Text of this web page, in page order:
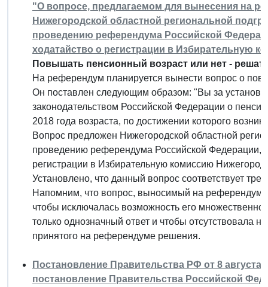
"О вопросе, предлагаемом для вынесения на
Нижегородской областной региональной
проведению референдума Российской
ходатайство о регистрации в Избирательную
Повышать пенсионный возраст или нет -
На референдум планируется вынести вопрос о
Он поставлен следующим образом: "Вы за
законодательством Российской Федерации о
2018 года возраста, по достижении которого
Вопрос предложен Нижегородской областной
проведению референдума Российской Федерации,
регистрации в Избирательную комиссию
Установлено, что данный вопрос соответствует
Напомним, что вопрос, выносимый на
чтобы исключалась возможность его
только однозначный ответ и чтобы отсутствовала
принятого на референдуме решения.
Постановление Правительства РФ от 8 августа
постановление Правительства Российской